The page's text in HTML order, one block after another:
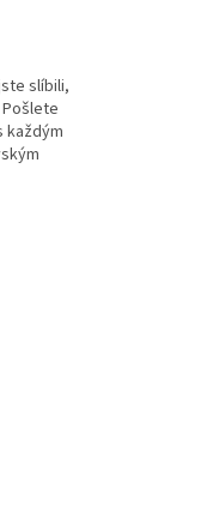
slíbili,
každým